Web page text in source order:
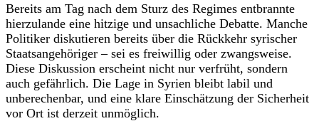
Bereits am Tag nach dem Sturz des Regimes entbrannte
hierzulande eine hitzige und unsachliche Debatte. Manche
Politiker diskutieren bereits über die Rückkehr syrischer
Staatsangehöriger – sei es freiwillig oder zwangsweise.
Diese Diskussion erscheint nicht nur verfrüht, sondern
auch gefährlich. Die Lage in Syrien bleibt labil und
unberechenbar, und eine klare Einschätzung der Sicherheit
vor Ort ist derzeit unmöglich.